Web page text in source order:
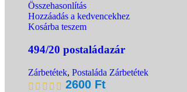
Összehasonlítás
Hozzáadás a kedvencekhez
Kosárba teszem
494/20 postaládazár
Zárbetétek, Postaláda Zárbetétek
2600 Ft